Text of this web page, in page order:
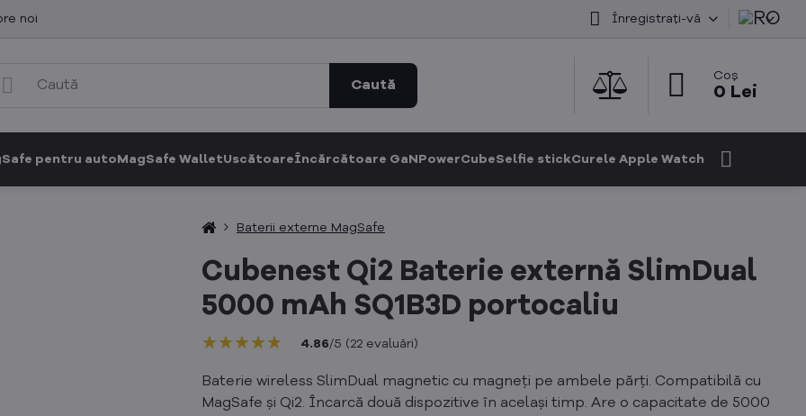
noi Înregistrați-vă
Caută
Coș
0 Lei
pentru auto MagSafe WalletUscătoareÎncărcătoare GaN PowerCubeSelfie stickCurele Apple Watch
Baterii externe MagSafe
Cubenest Qi2 Baterie externă SlimDual
5000 mAh SQ1B3D portocaliu
★★★★★
★★★★★
★★★★★ 4.86/5 (22 evaluări)
Baterie wireless SlimDual magnetic cu magneți pe ambele părți. Compatibilă cu
MagSafe și Qi2. Încarcă două dispozitive în același timp. Are o capacitate de 5000